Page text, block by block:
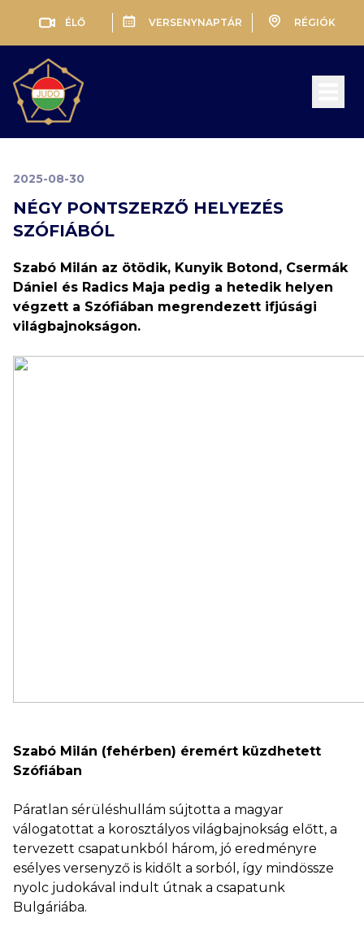
ÉLŐ VERSENYNAPTÁR RÉGIÓK
2025-08-30
NÉGY PONTSZERZŐ HELYEZÉS
SZÓFIÁBÓL
Szabó Milán az ötödik, Kunyik Botond, Csermák
Dániel és Radics Maja pedig a hetedik helyen
végzett a Szófiában megrendezett ifjúsági
világbajnokságon.
Szabó Milán (fehérben) éremért küzdhetett
Szófiában
Páratlan sérüléshullám sújtotta a magyar
válogatottat a korosztályos világbajnokság előtt, a
tervezett csapatunkból három, jó eredményre
esélyes versenyző is kidőlt a sorból, így mindössze
nyolc judokával indult útnak a csapatunk
Bulgáriába.